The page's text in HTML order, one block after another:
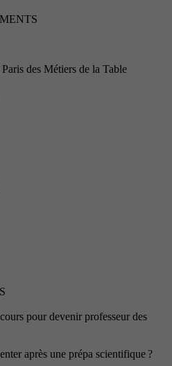
des Métiers de la Table
pour devenir professeur des
après une prépa scientifique ?